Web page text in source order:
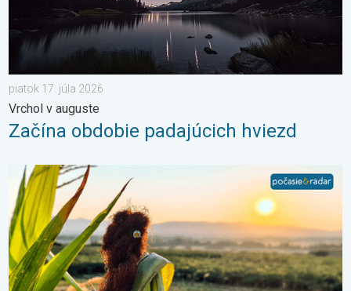
piatok 17. júla 2026
Vrchol v auguste
Začína obdobie padajúcich hviezd
Stabilné leto alebo i nefalšovaná jeseň. Mesiac august. . .